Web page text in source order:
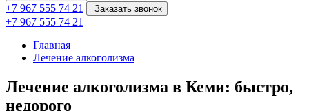
+7 967 555 74 21 Заказать звонок
+7 967 555 74 21
Главная
Лечение алкоголизма
Лечение алкоголизма в Кеми: быстро,
недорого